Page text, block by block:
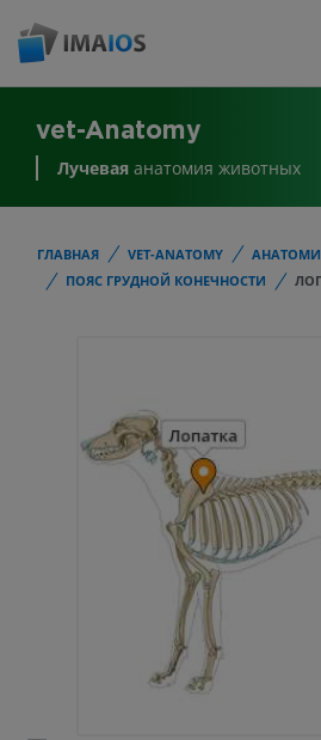
vet-Anatomy
Лучевая анатомия животных
ГЛАВНАЯ VET-ANATOMY
ПОЯС ГРУДНОЙ КОНЕЧНОСТИ